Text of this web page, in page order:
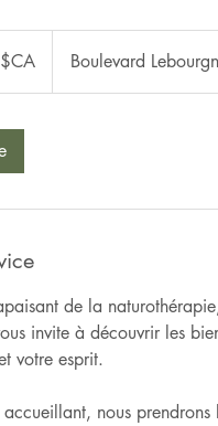
Boulevard
de la
invite à découvrir les
votre esprit.
nous